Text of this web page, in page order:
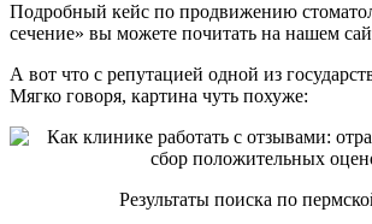
Подробный кейс по продвижению
сечение» вы можете почитать на нашем
А вот что с репутацией одной из
Мягко говоря, картина чуть похуже:
Результаты поиска по